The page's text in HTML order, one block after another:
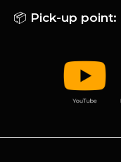
📦 Pick-up point: